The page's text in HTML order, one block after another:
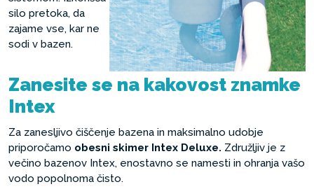
silo pretoka, da
zajame vse, kar ne
sodi v bazen.
Zanesite se na kakovost znamke
Intex
Za zanesljivo čiščenje bazena in maksimalno udobje
priporočamo obesni skimer Intex Deluxe. Združljiv je z
večino bazenov Intex, enostavno se namesti in ohranja vašo
vodo popolnoma čisto.